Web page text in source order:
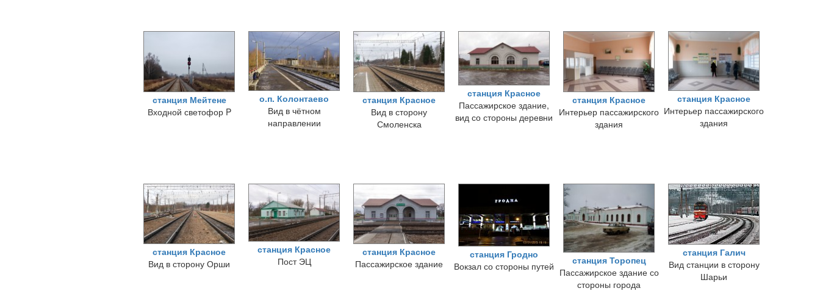
станция Мейтене
Входной светофор P
о.п. Колонтаево
Вид в чётном
направлении
станция Красное
Вид в сторону
Смоленска
станция Красное
Пассажирское здание,
вид со стороны деревни
станция Красное
Интерьер пассажирского
здания
станция Красное
Интерьер пассажирского
здания
станция Красное
Вид в сторону Орши
станция Красное
Пост ЭЦ
станция Красное
Пассажирское здание
станция Гродно
Вокзал со стороны путей
станция Торопец
Пассажирское здание со
стороны города
станция Галич
Вид станции в сторону
Шарьи